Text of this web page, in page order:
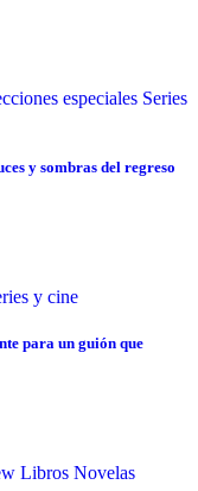
especiales Series
y sombras del regreso
y cine
para un guión que
Libros Novelas